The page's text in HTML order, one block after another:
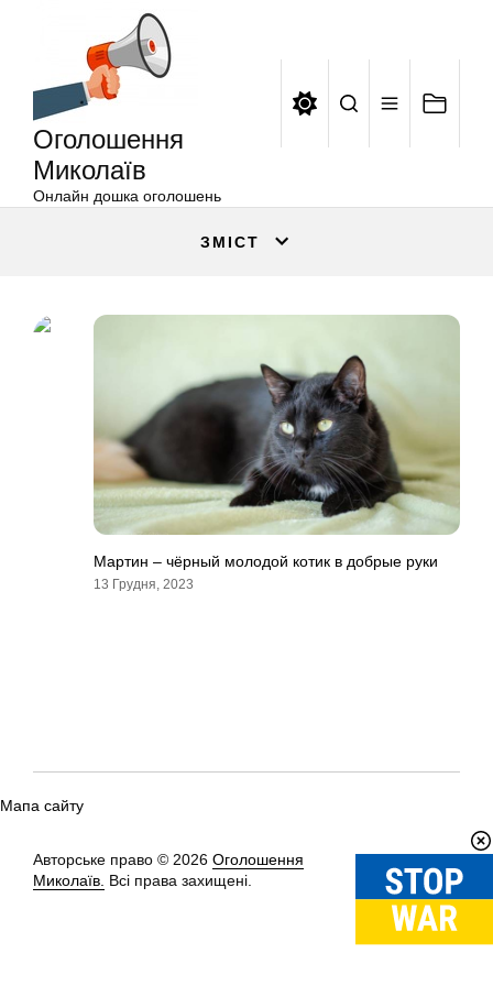
Оголошення
Миколаїв
Онлайн дошка оголошень
ЗМІСТ
Мартин – чёрный молодой котик в добрые руки
13 Грудня, 2023
Мапа сайту
Авторське право © 2026 Оголошення
Миколаїв. Всі права захищені.
Вгору↑